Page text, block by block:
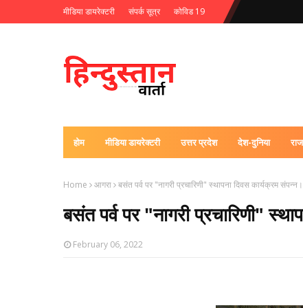
मीडिया डायरेक्टरी संपर्क सूत्र कोविड 19
होम मीडिया डायरेक्टरी उत्तर प्रदेश देश-दुनिया
Home आगरा बसंत पर्व पर "नागरी प्रचारिणी" स्‍थापना दिवस कार्यक्रम संपन्‍न।
बसंत पर्व पर "नागरी प्रचारिणी"
February 06, 2022